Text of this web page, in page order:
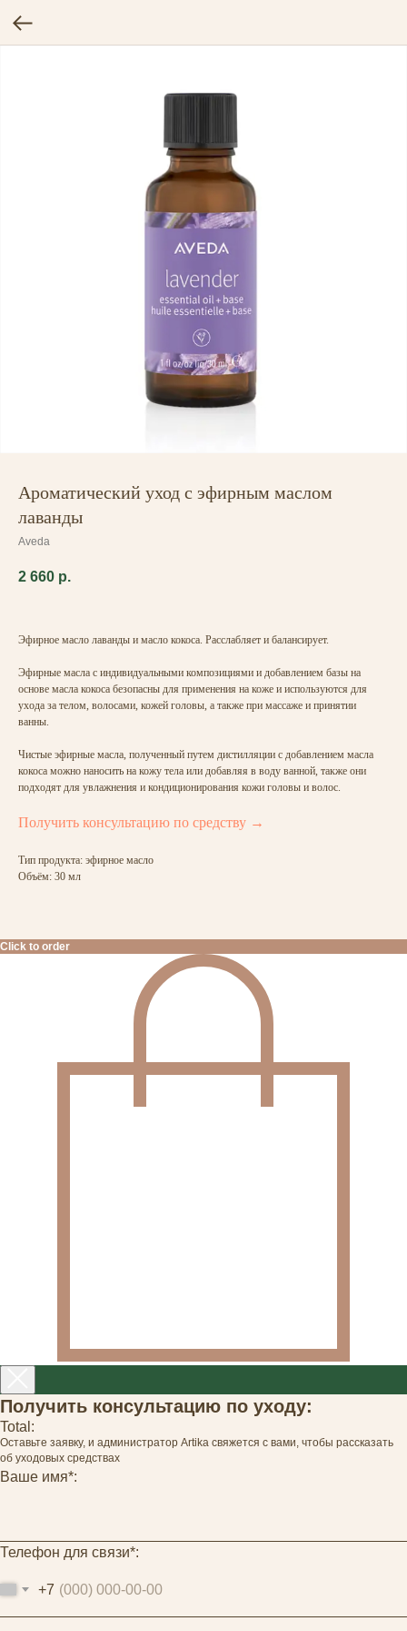
Ароматический уход с эфирным маслом
лаванды
Aveda
2 660 р.
Эфирное масло лаванды и масло кокоса. Расслабляет и балансирует.
Эфирные масла с индивидуальными композициями и добавлением базы на
основе масла кокоса безопасны для применения на коже и используются для
ухода за телом, волосами, кожей головы, а также при массаже и принятии
ванны.
Чистые эфирные масла, полученный путем дистилляции с добавлением масла
кокоса можно наносить на кожу тела или добавляя в воду ванной, также они
подходят для увлажнения и кондиционирования кожи головы и волос.
Получить консультацию по средству →
Тип продукта: эфирное масло
Объём: 30 мл
Click to order
Получить консультацию по уходу:
Total:
Оставьте заявку, и администратор Artika свяжется с вами, чтобы рассказать
об уходовых средствах
Ваше имя*:
Телефон для связи*:
+7